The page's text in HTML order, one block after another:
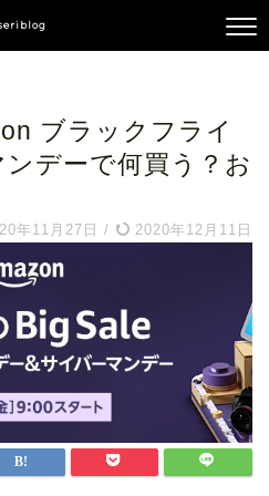
ブラックフライ
デーで何買う？お
年11月27日 / 2020年12月11日